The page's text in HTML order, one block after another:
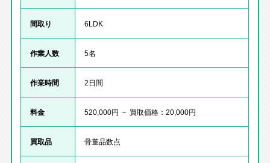
間取り 6LDK
作業人数 5名
作業時間 2日間
料金 520,000円 － 買取価格：20,000円
買取品 骨董品数点